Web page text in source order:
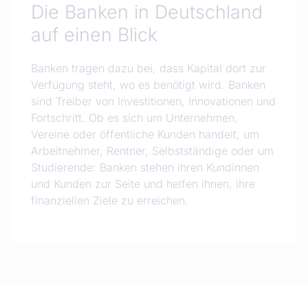
Die Banken in Deutschland
auf einen Blick
Banken tragen dazu bei, dass Kapital dort zur
Verfügung steht, wo es benötigt wird. Banken
sind Treiber von Investitionen, Innovationen und
Fortschritt. Ob es sich um Unternehmen,
Vereine oder öffentliche Kunden handelt, um
Arbeitnehmer, Rentner, Selbstständige oder um
Studierende: Banken stehen ihren Kundinnen
und Kunden zur Seite und helfen ihnen, ihre
finanziellen Ziele zu erreichen.